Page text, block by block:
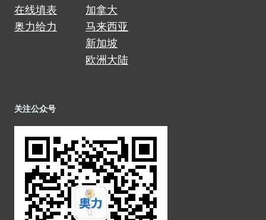
在线填表
奥力给力
加拿大
马来西亚
新加坡
欧洲大陆
关注公众号